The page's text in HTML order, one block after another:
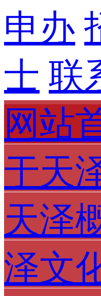
申办
士 联
网站
于天
天泽
泽文